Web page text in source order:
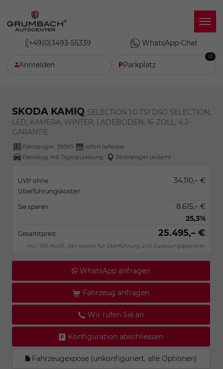
+49(0)3493-55339 WhatsApp-Chat
Anmelden Parkplatz
0
SKODA KAMIQ SELECTION 1.0 TSI DSG SELECTION,
LED, KAMERA, WINTER, LADEBODEN, 16-ZOLL, 4.J-
GARANTIE
Fahrzeugnr.: 29593
sofort lieferbar
Fahrzeug mit Tageszulassung
Zentrallager (extern)
UVP ohne
Überführungskosten
34.110,– €
Sie sparen:
8.615,– €
25,3%
Gesamtpreis 25.495,– €
incl. 19% MwSt., den Kosten für Überführung und Zulassungspapieren
WhatsApp anfragen
Fahrzeug anfragen
Wir rufen Sie an
Konfiguration abschliessen
Fahrzeugexpose (unkonfiguriert, alle Optionen)